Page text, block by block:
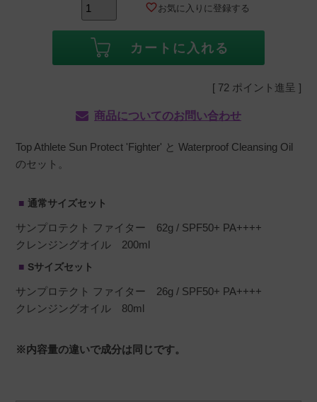
お気に入りに登録する
カートに入れる
[ 72 ポイント進呈 ]
商品についてのお問い合わせ
Top Athlete Sun Protect 'Fighter' と Waterproof Cleansing Oil
のセット。
通常サイズセット
サンプロテクト ファイター 62g / SPF50+ PA++++
クレンジングオイル 200ml
Sサイズセット
サンプロテクト ファイター 26g / SPF50+ PA++++
クレンジングオイル 80ml
※内容量の違いで成分は同じです。